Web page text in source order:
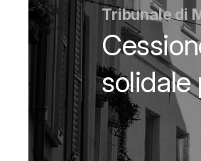
Tribunale di
solidale